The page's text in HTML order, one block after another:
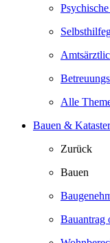
Alle
Bauen & Kataster
Zurück
Bauen
Bauantrag